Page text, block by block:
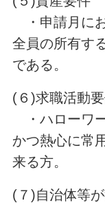
・申請月に
全員の所有す
である。
(６)求職活動
・ハローワ
かつ熱心に常
来る方。
(７)自治体等